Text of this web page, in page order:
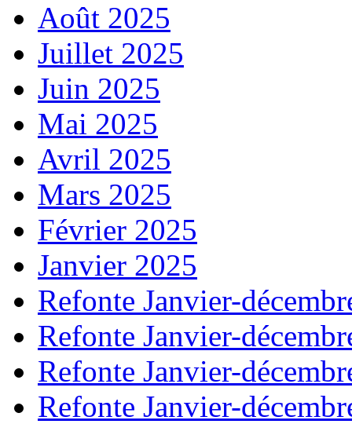
Août 2025
Juillet 2025
Juin 2025
Mai 2025
Avril 2025
Mars 2025
Février 2025
Janvier 2025
Refonte Janvier-
Refonte Janvier-
Refonte Janvier-
Refonte Janvier-